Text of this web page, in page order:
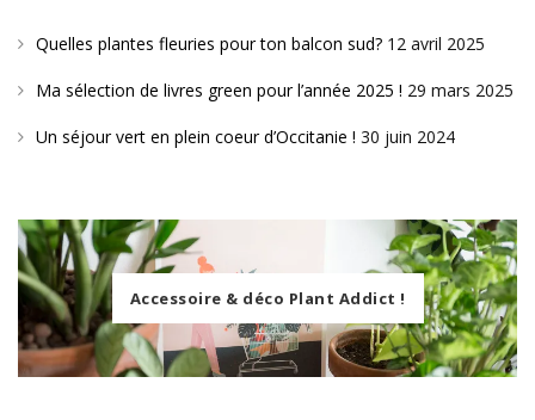
Quelles plantes fleuries pour ton balcon sud? 12 avril 2025
Ma sélection de livres green pour l’année 2025 ! 29 mars 2025
Un séjour vert en plein coeur d’Occitanie ! 30 juin 2024
Accessoire & déco Plant Addict !